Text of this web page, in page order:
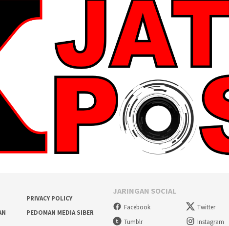
PRIVACY POLICY
PEDOMAN MEDIA SIBER
JARINGAN SOCIAL
Facebook Twitter
Tumblr
Instagram